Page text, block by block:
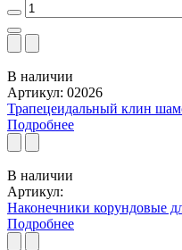
В наличии
Артикул: 02026
Трапецеидальный клин
Подробнее
В наличии
Артикул:
Наконечники корундовые
Подробнее